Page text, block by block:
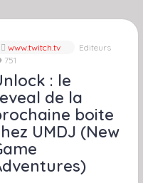
www.twitch.tv
Editeurs
751
: le
de la
boite
UMDJ (New